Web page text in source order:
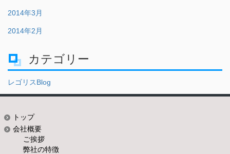
2014年3月
2014年2月
カテゴリー
レゴリスBlog
トップ
会社概要
ご挨拶
弊社の特徴